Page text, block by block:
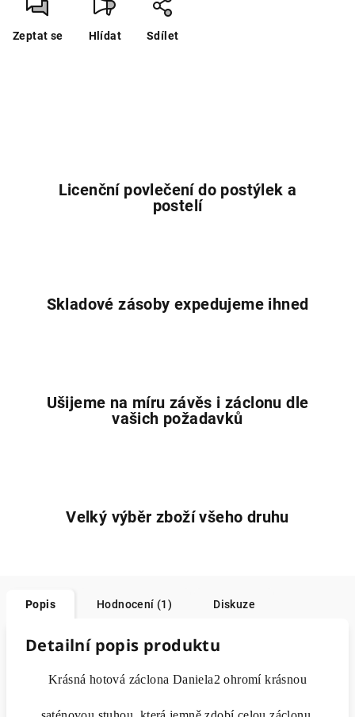
Zeptat se Hlídat Sdílet
Licenční povlečení do postýlek a
postelí
Skladové zásoby expedujeme ihned
Ušijeme na míru závěs i záclonu dle
vašich požadavků
Velký výběr zboží všeho druhu
Popis Hodnocení (1) Diskuze
Detailní popis produktu
Krásná hotová záclona Daniela2 ohromí krásnou